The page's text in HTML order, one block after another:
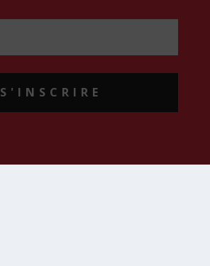
S'INSCRIRE
CONTACT